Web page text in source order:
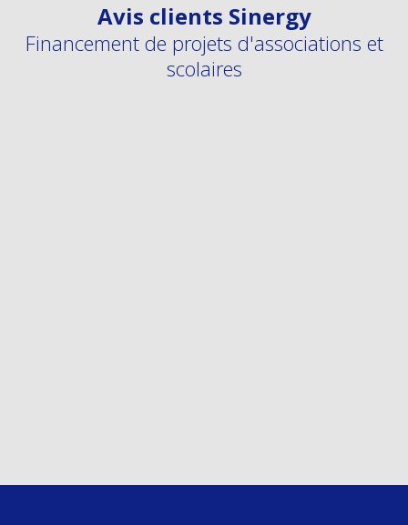
Avis clients Sinergy
Financement de projets d'associations et
scolaires